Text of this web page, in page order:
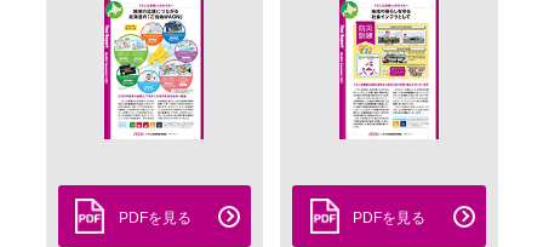
PDFを見る PDFを見る